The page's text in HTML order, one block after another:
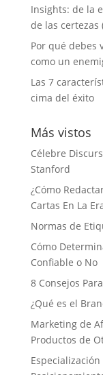
Insights: de la
de las certezas
Por qué debes
como un
Las 7
cima del éxito
Más vistos
Célebre
Stanford
¿Cómo
Cartas En La
Normas de
Cómo
Confiable o No
8 Consejos
¿Qué es el
Marketing de
Productos de